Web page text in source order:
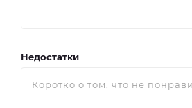
Недостатки